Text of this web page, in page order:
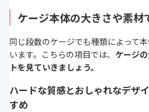
ケージ本体の大きさや素材
同じ段数のケージでも種類によって
います。こちらの項目では、 ケージ
トを見ていきましょう。
ハードな質感とおしゃれなデザ
すめ